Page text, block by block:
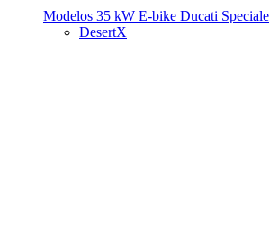
Modelos 35 kW E-bike Ducati Speciale
DesertX